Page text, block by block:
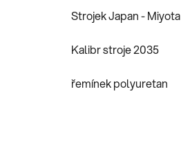
Strojek Japan - Miyota
Kalibr stroje 2035
řemínek polyuretan